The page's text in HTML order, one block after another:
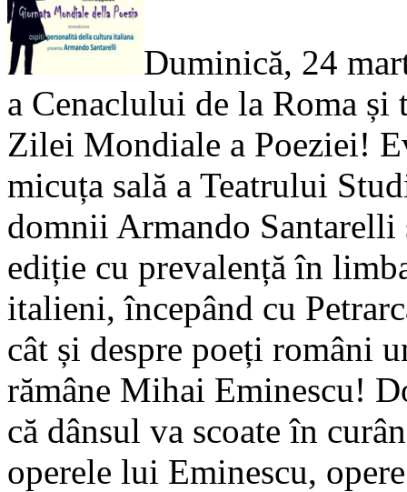
Duminică, 24
a Cenaclului de la Roma și
Zilei Mondiale a Poeziei!
micuța sală a Teatrului
domnii Armando
ediție cu prevalență în
italieni, începând cu
cât și despre poeți români
rămâne Mihai Eminescu!
că dânsul va scoate în
operele lui Eminescu,